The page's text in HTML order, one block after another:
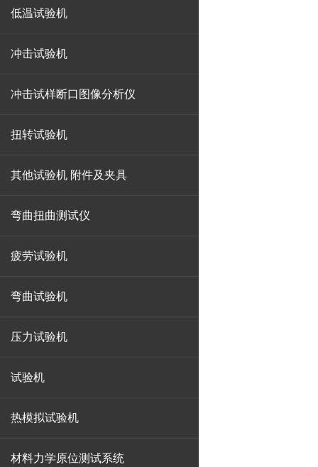
低温试验机
冲击试验机
冲击试样断口图像分析仪
扭转试验机
其他试验机 附件及夹具
弯曲扭曲测试仪
疲劳试验机
弯曲试验机
压力试验机
试验机
热模拟试验机
材料力学原位测试系统